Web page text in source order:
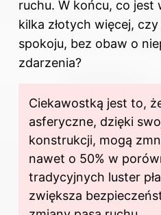
ruchu. W końcu, co jest
kilka złotych więcej,
spokoju, bez obaw o
zdarzenia?
Ciekawostką jest to,
asferyczne, dzięki
konstrukcji, mogą
nawet o 50% w
tradycyjnych luster
zwiększa